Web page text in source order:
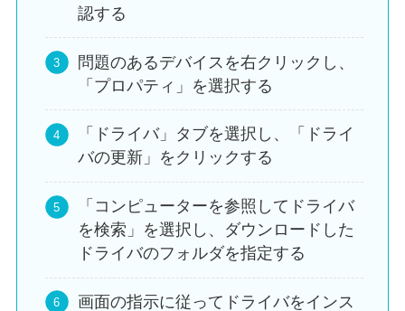
認する
問題のあるデバイスを右クリックし、
「プロパティ」を選択する
「ドライバ」タブを選択し、「ドライ
バの更新」をクリックする
「コンピューターを参照してドライバ
を検索」を選択し、ダウンロードした
ドライバのフォルダを指定する
画面の指示に従ってドライバをインス